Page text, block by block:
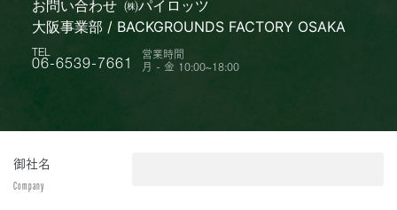
お問い合わせ ㈱パイロッツ
大阪事業部 / BACKGROUNDS FACTORY OSAKA
TEL
06-6539-7661
営業時間
月 - 金 10:00~18:00
御社名
Company